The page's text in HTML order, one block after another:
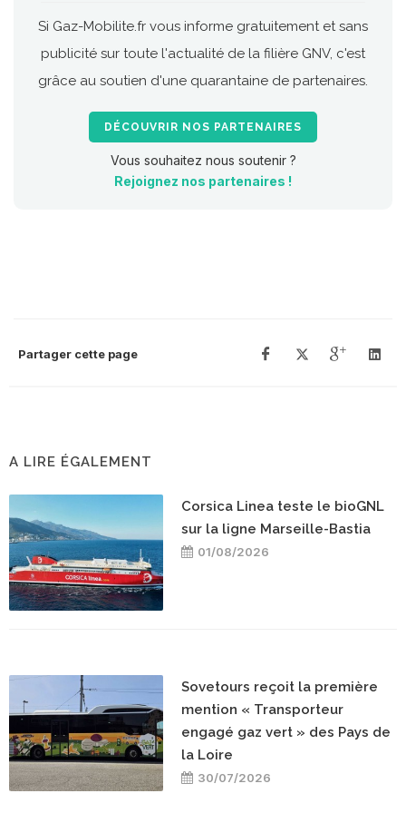
Si Gaz-Mobilite.fr vous informe gratuitement et sans
publicité sur toute l'actualité de la filière GNV, c'est
grâce au soutien d'une quarantaine de partenaires.
DÉCOUVRIR NOS PARTENAIRES
Vous souhaitez nous soutenir ?
Rejoignez nos partenaires !
Partager cette page
A LIRE ÉGALEMENT
Corsica Linea teste le bioGNL
sur la ligne Marseille-Bastia
01/08/2026
Sovetours reçoit la première
mention « Transporteur
engagé gaz vert » des Pays de
la Loire
30/07/2026